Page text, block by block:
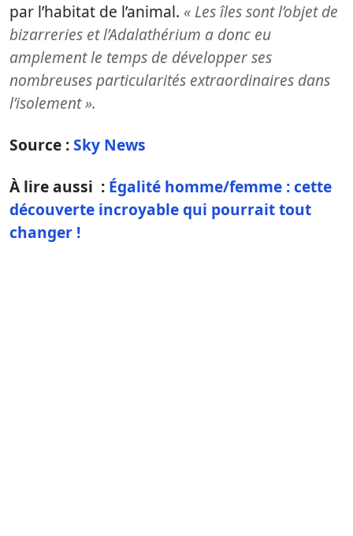
par l’habitat de l’animal. « Les îles sont l’objet de
bizarreries et l’Adalathérium a donc eu
amplement le temps de développer ses
nombreuses particularités extraordinaires dans
l’isolement ».
Source :Sky News
À lire aussi : Égalité homme/femme : cette
découverte incroyable qui pourrait tout
changer !